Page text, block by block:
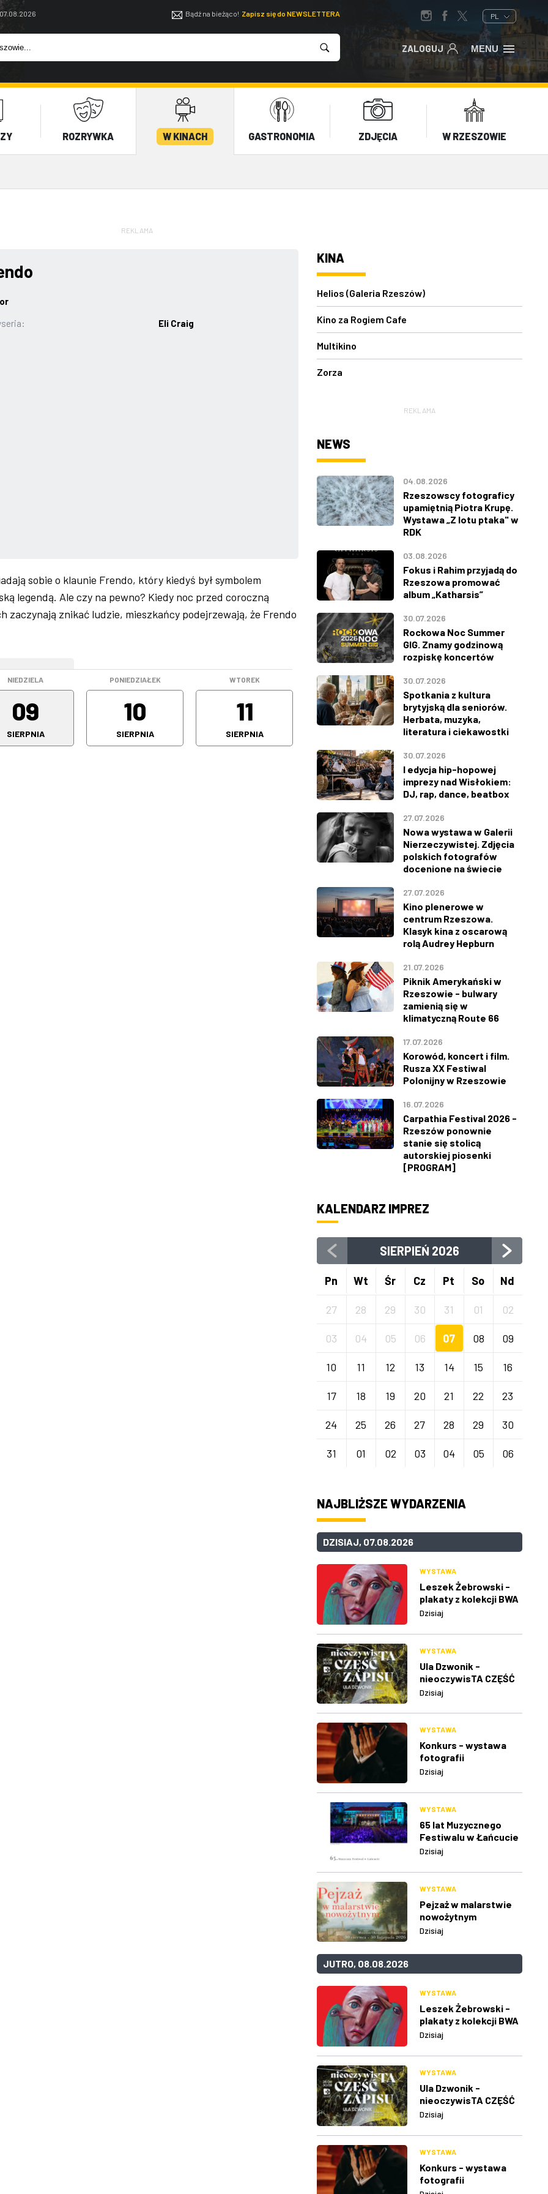
Bądź na bieżąco! Zapisz się do NEWSLETTERA PL
ZALOGUJ MENU
ROZRYWKA W KINACH GASTRONOMIA ZDJĘCIA W RZESZOWIE
REKLAMA
Eli Craig
sobie o klaunie Frendo, który kiedyś był symbolem
legendą. Ale czy na pewno? Kiedy noc przed coroczną
zaczynają znikać ludzie, mieszkańcy podejrzewają, że Frendo
NIEDZIELA
09
SIERPNIA
PONIEDZIAŁEK
10
SIERPNIA
WTOREK
11
SIERPNIA
ŚRODA
12
CZWARTEK
13
SIERPNIA
KINA
Helios (Galeria Rzeszów)
Kino za Rogiem Cafe
Multikino
Zorza
REKLAMA
NEWS
04.08.2026
Rzeszowscy fotograficy
upamiętnią Piotra Krupę.
Wystawa „Z lotu ptaka" w
RDK
03.08.2026
Fokus i Rahim przyjadą do
Rzeszowa promować
album „Katharsis”
30.07.2026
Rockowa Noc Summer
GIG. Znamy godzinową
rozpiskę koncertów
30.07.2026
Spotkania z kultura
brytyjską dla seniorów.
Herbata, muzyka,
literatura i ciekawostki
30.07.2026
I edycja hip-hopowej
imprezy nad Wisłokiem:
DJ, rap, dance, beatbox
27.07.2026
Nowa wystawa w Galerii
Nierzeczywistej. Zdjęcia
polskich fotografów
docenione na świecie
27.07.2026
Kino plenerowe w
centrum Rzeszowa.
Klasyk kina z oscarową
rolą Audrey Hepburn
21.07.2026
Piknik Amerykański w
Rzeszowie - bulwary
zamienią się w
klimatyczną Route 66
17.07.2026
Korowód, koncert i film.
Rusza XX Festiwal
Polonijny w Rzeszowie
16.07.2026
Carpathia Festival 2026 -
Rzeszów ponownie
stanie się stolicą
autorskiej piosenki
[PROGRAM]
KALENDARZ IMPREZ
SIERPIEŃ 2026
Pn Wt Śr Cz Pt So Nd
27 28 29 30 31 01 02
03 04 05 06 07 08 09
10 11 12 13 14 15 16
17 18 19 20 21 22 23
24 25 26 27 28 29 30
31 01 02 03 04 05 06
NAJBLIŻSZE WYDARZENIA
DZISIAJ, 07.08.2026
WYSTAWA
Leszek Żebrowski -
plakaty z kolekcji BWA
w Rzeszowie
Dzisiaj
WYSTAWA
Ula Dzwonik -
nieoczywisTA CZĘŚĆ
ZAPISU
Dzisiaj
WYSTAWA
Konkurs - wystawa
fotografii
Dzisiaj
WYSTAWA
65 lat Muzycznego
Festiwalu w Łańcucie
Dzisiaj
WYSTAWA
Pejzaż w malarstwie
nowożytnym
Dzisiaj
JUTRO, 08.08.2026
WYSTAWA
Leszek Żebrowski -
plakaty z kolekcji BWA
w Rzeszowie
Dzisiaj
WYSTAWA
Ula Dzwonik -
nieoczywisTA CZĘŚĆ
ZAPISU
Dzisiaj
WYSTAWA
Konkurs - wystawa
fotografii